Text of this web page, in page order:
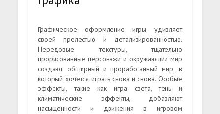
Графическое оформление игры удивляет
своей прелестью и детализированностью.
Передовые текстуры, тщательно
прорисованные персонажи и окружающий мир
создают обширный и проработанный мир, в
который хочется играть снова и снова. Особые
эффекты, такие как игра света, тень и
климатические эффекты, добавляют
насыщенности и движения в игровом